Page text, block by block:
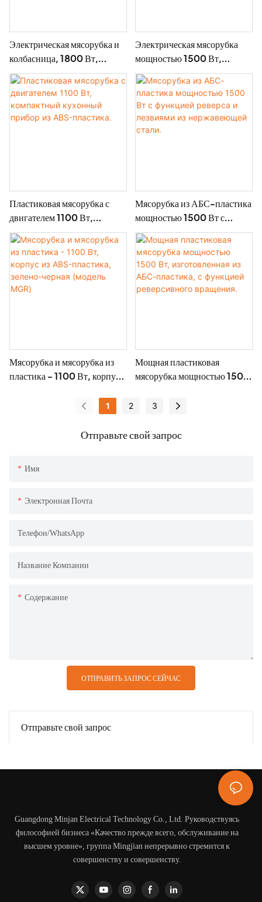
Отправьте свой запрос
Электрическая мясорубка и
колбасница, 1800 Вт,
алюминиевая, MGG
Электрическая мясорубка
мощностью 1500 Вт,
нержавеющая сталь и АБС-
пластик, коммерческого
класса.
Пластиковая мясорубка с
двигателем 1100 Вт,
компактный кухонный
прибор из ABS-пластика.
Мясорубка из АБС-пластика
мощностью 1500 Вт с
функцией реверса и
лезвиями из нержавеющей
стали.
Мясорубка и мясорубка из
пластика - 1100 Вт, корпус
черная (модель MGR)
Мощная пластиковая
мясорубка мощностью 1500
пластика, с функцией
1 2 3
Отправьте свой запрос
Имя
Электронная Почта
Телефон/WhatsApp
Название Компании
Содержание
ОТПРАВИТЬ ЗАПРОС СЕЙЧАС
Guangdong Minjan Electrical Technology Co., Ltd. Руководствуясь
философией бизнеса «Качество прежде всего, обслуживание на
высшем уровне», группа Mingjian непрерывно стремится к
совершенству и совершенству.